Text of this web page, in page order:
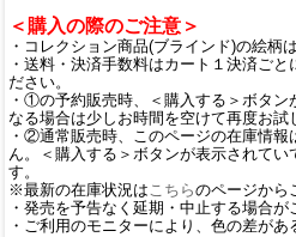
＜購入の際のご注意＞
・コレクション商品(ブラインド)の絵柄
・送料・決済手数料はカート１決済ご
ださい。
・①の予約販売時、＜購入する＞ボタン
なる場合は少しお時間を空けて再度お試
・②通常販売時、このページの在庫情
ん。＜購入する＞ボタンが表示されてい
す。
※最新の在庫状況はこちらのページから
・発売を予告なく延期・中止する場合が
・ご利用のモニターにより、色の差があ